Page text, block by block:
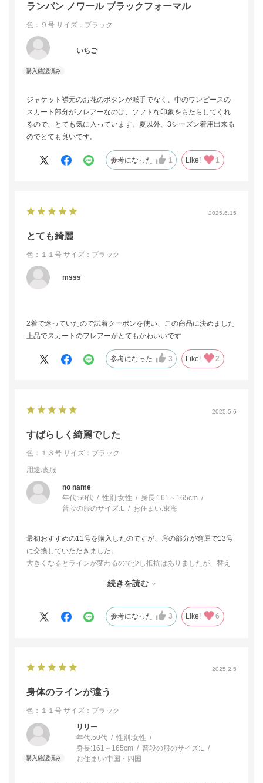
高価な買い物になるし、プロのアドバイス通り40にしました。
袖も長かった為、詰めてもらい完璧なお買い物になりました。
葬祭の知識が無かった為、ネット購入にはない対面の良さを実感
また店舗にサイズの取り寄せもできるそうでネットでサイズ交換
今41歳、一生物の良いお買い物ができました。
そして黒いエプロンもあれば良いことやパールネックレスの意味
をも学びました。
地方にも専門店があること、百貨店にあることが1番の信用になり
ランバン ノワール ブラックフォーマル
色：９号 サイズ：ブラック
いちご
ジャケット襟元のお花のボタンが派手でなく、中のワンピースの
スカート部分がフレアーなのは、ソフトな印象をもたらしてくれ
るので、とても気に入っています。夏以外、3シーズン着用出来る
のでとても良いです。
参考になった 1 Like! 1
2025.6.15
とても綺麗
色：１１号 サイズ：ブラック
msss
2着で迷っていたので試着クーポンを使い、この商品に決めました
上品でスカートのフレアーがとてもかわいいです
参考になった 3 Like! 2
2025.5.6
すばらしく綺麗でした
色：１３号 サイズ：ブラック
用途:喪服
no name
年代:50代 性別:女性 身長:161～165cm
普段の服のサイズ:L お住まい:東海
最初おすすめの11号を購入したのですが、肩の部分が窮屈で13号
に交換していただきました。
大きくなるとラインが変わるので少し抵抗はありましたが、替え
ので脱ぎ着しやすくなりました。心配したラインも実際着てみる
続きを読む
参考になった 3 Like! 6
2025.2.5
身体のラインが違う
色：１１号 サイズ：ブラック
リリー
年代:50代 性別:女性
身長:161～165cm 普段の服のサイズ:L
お住まい:中国・四国